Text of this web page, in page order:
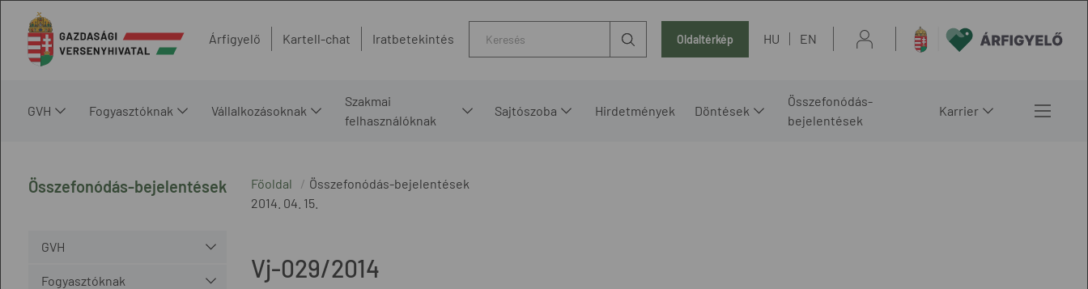
Árfigyelő Kartell-chat Iratbetekintés Oldaltérkép HU EN
GVH Fogyasztóknak Vállalkozásoknak
Szakmai
felhasználóknak
Sajtószoba Hirdetmények Döntések
Összefonódás-
bejelentések
Karrier
Összefonódás-bejelentések
GVH
Fogyasztóknak
Főoldal
Összefonódás-bejelentések
2014. 04. 15.
Vj-029/2014